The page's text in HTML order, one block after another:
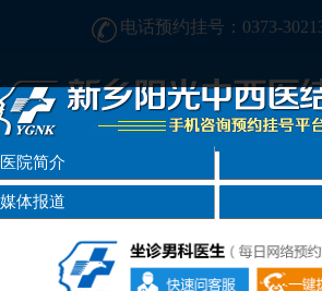
电话预约挂号：0373-
[正规] 新乡阳光男科医院-精于男科-专注
医院简介
媒体报道